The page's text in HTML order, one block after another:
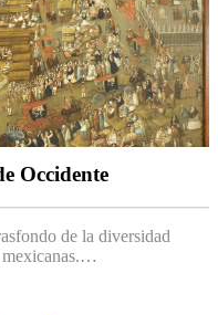
Occidente
de la diversidad
mexicanas.…